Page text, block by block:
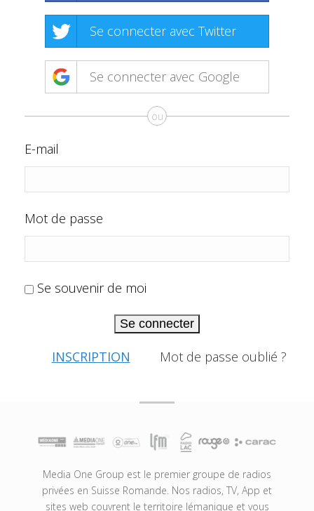
Se connecter avec Twitter
Se connecter avec Google
ou
E-mail
Mot de passe
Se souvenir de moi
Se connecter
INSCRIPTION Mot de passe oublié ?
Media One Group est le premier groupe de radios
privées en Suisse Romande. Nos radios, TV, App et
sites web couvrent le territoire lémanique et vous